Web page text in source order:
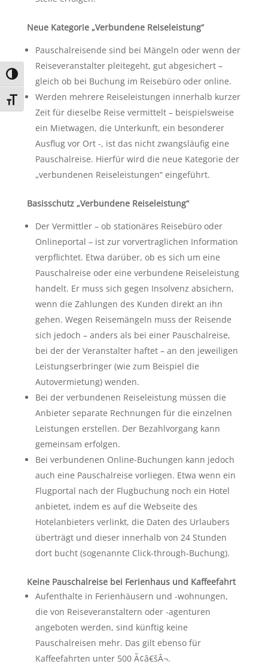
Umschalten auf hohe Kontraste
Schrift vergrößern
Neue Kategorie „Verbundene Reiseleistung“
Pauschalreisende sind bei Mängeln oder wenn der
Reiseveranstalter pleitegeht, gut abgesichert –
gleich ob bei Buchung im Reisebüro oder online.
Werden mehrere Reiseleistungen innerhalb kurzer
Zeit für dieselbe Reise vermittelt – beispielsweise
ein Mietwagen, die Unterkunft, ein besonderer
Ausflug vor Ort -, ist das nicht zwangsläufig eine
Pauschalreise. Hierfür wird die neue Kategorie der
„verbundenen Reiseleistungen“ eingeführt.
Basisschutz „Verbundene Reiseleistung“
Der Vermittler – ob stationäres Reisebüro oder
Onlineportal – ist zur vorvertraglichen Information
verpflichtet. Etwa darüber, ob es sich um eine
Pauschalreise oder eine verbundene Reiseleistung
handelt. Er muss sich gegen Insolvenz absichern,
wenn die Zahlungen des Kunden direkt an ihn
gehen. Wegen Reisemängeln muss der Reisende
sich jedoch – anders als bei einer Pauschalreise,
bei der der Veranstalter haftet – an den jeweiligen
Leistungserbringer (wie zum Beispiel die
Autovermietung) wenden.
Bei der verbundenen Reiseleistung müssen die
Anbieter separate Rechnungen für die einzelnen
Leistungen erstellen. Der Bezahlvorgang kann
gemeinsam erfolgen.
Bei verbundenen Online-Buchungen kann jedoch
auch eine Pauschalreise vorliegen. Etwa wenn ein
Flugportal nach der Flugbuchung noch ein Hotel
anbietet, indem es auf die Webseite des
Hotelanbieters verlinkt, die Daten des Urlaubers
überträgt und dieser innerhalb von 24 Stunden
dort bucht (sogenannte Click-through-Buchung).
Keine Pauschalreise bei Ferienhaus und Kaffeefahrt
Aufenthalte in Ferienhäusern und -wohnungen,
die von Reiseveranstaltern oder -agenturen
angeboten werden, sind künftig keine
Pauschalreisen mehr. Das gilt ebenso für
Kaffeefahrten unter 500 Ã¢â€šÂ¬.